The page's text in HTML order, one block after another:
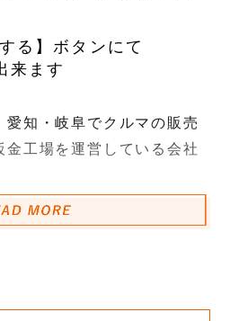
る】ボタンにて
来ます
愛知・岐阜でクルマの販売
金工場を運営している会社
えてきましたので、車の洗